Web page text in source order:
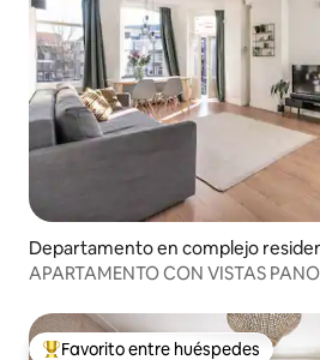
Departamento en complejo
msterdam
APARTAMENTO CON VISTAS
Favorito entre huéspedes